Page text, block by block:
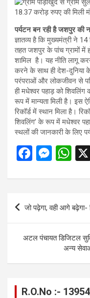
पर्यटन बन रही है जशपुर की
ज्ञातव्य है कि मुख्यमंत्री ने
तहत जशपुर के पांच ग्रामों में
शामिल है। यह नीति लागू
करने के साथ ही देश-दुनिया के
परंपराओं और लोकजीवन से
ही मधेश्वर पहाड़ को
रूप में मान्यता मिली है। इस
रिकॉर्ड में स्थान मिला है।
शिवलिंग’ के रूप में मधेश्वर
स्थलों की जानकारी के लिए
F
ce
b
o
o
k
M
se
n
g
er
W
at
s
A
p
p
Post
navigation
जो पढ़ेगा, वही आगे बढ़ेगा-
अटल पंचायत डिजिटल
अन्य
R.O.No :-